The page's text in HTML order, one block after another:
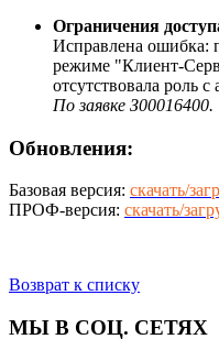
Ограничения
Исправлена ошибка:
режиме "Клиент-
отсутствовала роль
По заявке З00016400.
Обновления:
Базовая версия: скачать/
ПРОФ-версия: скачать/
Возврат к списку
МЫ В СОЦ. СЕТЯХ